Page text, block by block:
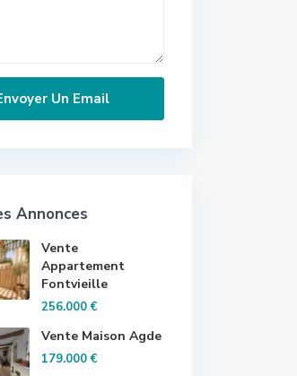
Annonces
Vente
Appartement
Fontvieille
256.000 €
Vente Maison Agde
179.000 €